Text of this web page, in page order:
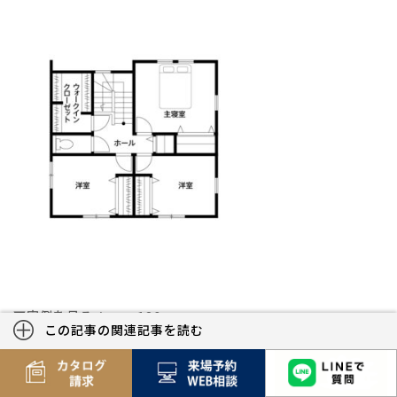
▼実例を見る⇒case120
この記事の関連記事を読む